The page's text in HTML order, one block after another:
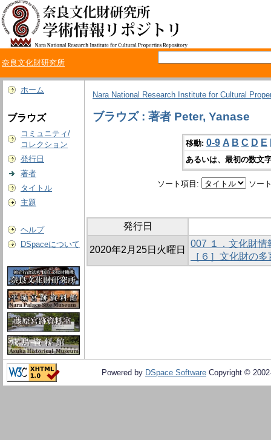
奈良文化財研究所
ホーム
ブラウズ
コミュニティ/
コレクション
発行日
著者
タイトル
主題
ヘルプ
DSpaceについて
Nara National Research Institute for Cultural
ブラウズ : 著者 Peter, Yanase
移動: 0-9 A B C D E
あるいは、最初の数文
ソート項目: ソー
発行日
2020年2月25日火曜日
007 １．文化財情
［６］文化財の
Powered by DSpace Software Copyright ©